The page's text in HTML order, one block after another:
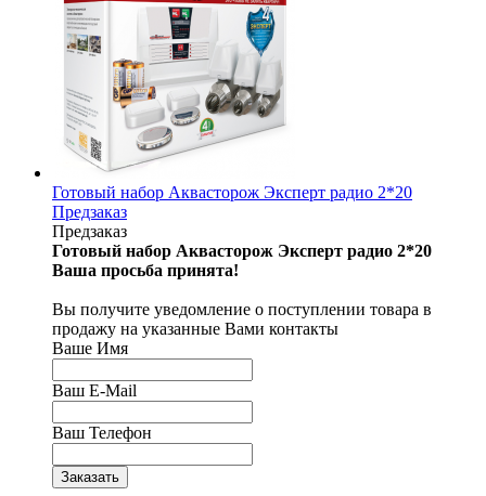
Готовый набор Аквасторож Эксперт радио 2*20
Предзаказ
Предзаказ
Готовый набор Аквасторож Эксперт радио 2*20
Ваша просьба принята!
Вы получите уведомление о поступлении товара в
продажу на указанные Вами контакты
Ваше Имя
Ваш E-Mail
Ваш Телефон